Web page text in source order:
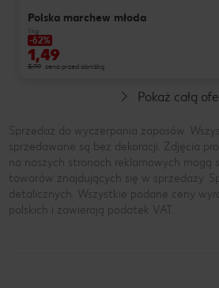
Polska marchew młoda
1 kg
-62%
1,49
3,99 cena przed obniżką
Pokaż całą
Sprzedaż do wyczerpania zapasów.
sprzedawane są bez dekoracji. Zdjęcia
na naszych stronach reklamowych mogą
towarów znajdujących się w sprzedaży.
detalicznych. Wszystkie podane ceny
polskich i zawierają podatek VAT.